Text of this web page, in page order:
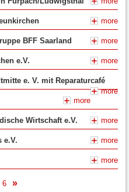
more
BFF Saarland more
e.V. more
e. V. mit Reparaturcafé
more
more
Wirtschaft e.V. more
e.V. more
more
6 nächste